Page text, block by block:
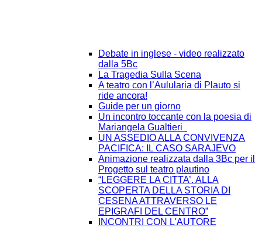
Debate in inglese - video realizzato
dalla 5Bc
La Tragedia Sulla Scena
A teatro con l’Aulularia di Plauto si
ride ancora!
Guide per un giorno
Un incontro toccante con la poesia di
Mariangela Gualtieri
UN ASSEDIO ALLA CONVIVENZA
PACIFICA: IL CASO SARAJEVO
Animazione realizzata dalla 3Bc per il
Progetto sul teatro plautino
“LEGGERE LA CITTA’. ALLA
SCOPERTA DELLA STORIA DI
CESENA ATTRAVERSO LE
EPIGRAFI DEL CENTRO”
INCONTRI CON L'AUTORE